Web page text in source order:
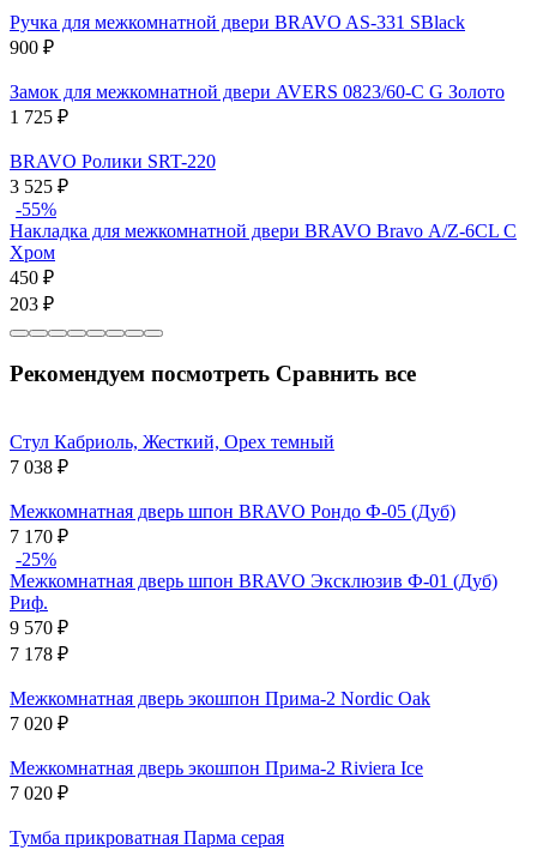
Ручка для межкомнатной двери BRAVO AS-331 SBlack
900 ₽
Замок для межкомнатной двери AVERS 0823/60-C G Золото
1 725 ₽
BRAVO Ролики SRT-220
3 525 ₽
-55%
Накладка для межкомнатной двери BRAVO Bravo А/Z-6CL C
Хром
450 ₽
203 ₽
Рекомендуем посмотреть Сравнить все
Стул Кабриоль, Жесткий, Орех темный
7 038 ₽
Межкомнатная дверь шпон BRAVO Рондо Ф-05 (Дуб)
7 170 ₽
-25%
Межкомнатная дверь шпон BRAVO Эксклюзив Ф-01 (Дуб)
Риф.
9 570 ₽
7 178 ₽
Межкомнатная дверь экошпон Прима-2 Nordic Oak
7 020 ₽
Межкомнатная дверь экошпон Прима-2 Riviera Ice
7 020 ₽
Тумба прикроватная Парма серая